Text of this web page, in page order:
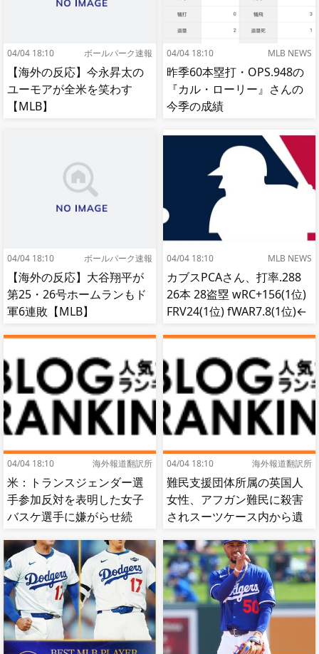
04/04 18:10 ボールパーク速報
【海外の反応】今永昇太の
ユーモアが全米を笑わす
【MLB】
04/04 18:10 MLB NEWS
昨季60本塁打・OPS.948の
『カル・ローリー』さんの
今季の成績
04/04 18:10 ボールパーク速報
【海外の反応】大谷翔平が
第25・26号ホームランもド
軍6連敗【MLB】
04/04 18:10 MLB NEWS
カブスPCAさん、打率.288
26本 28盗塁 wRC+156(1位)
FRV24(1位) fWAR7.8(1位)←
04/04 18:10 海外報道翻訳所
米：トランスジェンダー選
手参加反対を表明した女子
バスケ選手に嫌がらせ続
肘鉄を顔面に食らう[海外の
反応]
04/04 18:10 海外報道翻訳所
難民支援団体所属の英国人
女性、アフガン難民に殺害
されスーツケース内から遺
応]